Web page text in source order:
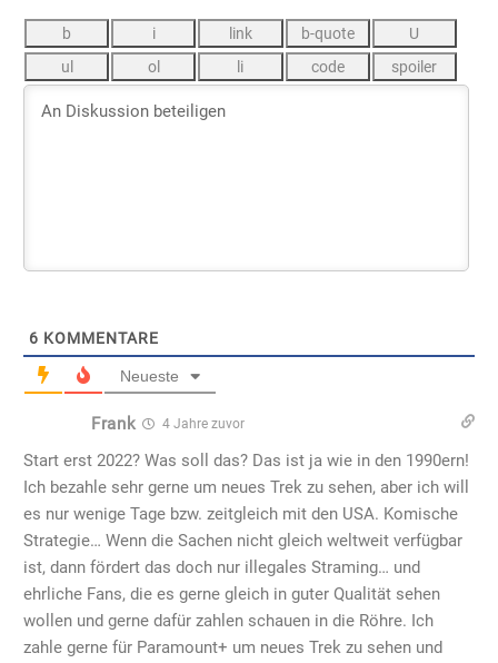
6 KOMMENTARE
Neueste
Frank 4 Jahre zuvor
Start erst 2022? Was soll das? Das ist ja wie in den 1990ern!
Ich bezahle sehr gerne um neues Trek zu sehen, aber ich will
es nur wenige Tage bzw. zeitgleich mit den USA. Komische
Strategie… Wenn die Sachen nicht gleich weltweit verfügbar
ist, dann fördert das doch nur illegales Straming… und
ehrliche Fans, die es gerne gleich in guter Qualität sehen
wollen und gerne dafür zahlen schauen in die Röhre. Ich
zahle gerne für Paramount+ um neues Trek zu sehen und